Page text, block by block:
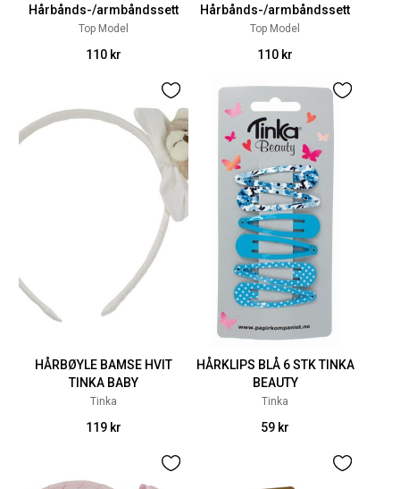
Hårbånds-/armbåndssett
Top Model
110 kr
Hårbånds-/armbåndssett
Top Model
110 kr
HÅRBØYLE BAMSE HVIT
TINKA BABY
Tinka
119 kr
HÅRKLIPS BLÅ 6 STK TINKA
BEAUTY
Tinka
59 kr